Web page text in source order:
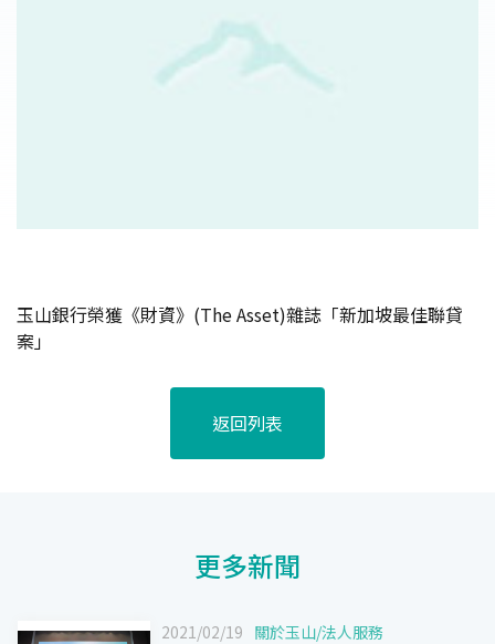
玉山銀行榮獲《財資》(The Asset)雜誌「新加坡最佳聯貸
案」
返回列表
更多新聞
2021/02/19 關於玉山/法人服務